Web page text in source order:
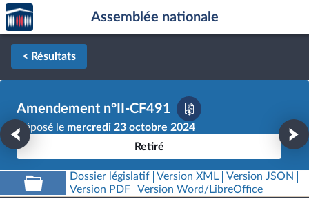
Aller au contenu
Aller en bas de la page
Accèder
à la
page
d'accueil
Assemblée nationale
< Résultats
Amendement n°II-CF491
Déposé le mercredi 23 octobre 2024
Retiré
Dossier législatif Version XML
Version JSON
Version PDF
Version Word/LibreOffice